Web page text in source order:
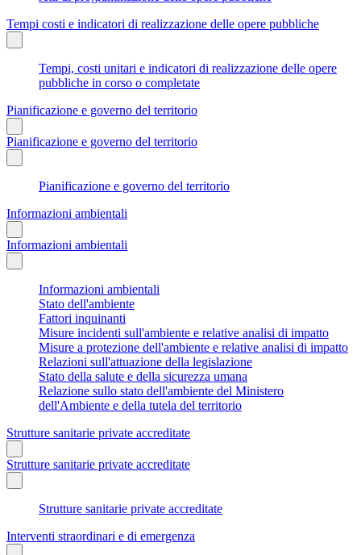
Tempi costi e indicatori di realizzazione delle opere pubbliche
Tempi, costi unitari e indicatori di realizzazione delle opere
pubbliche in corso o completate
Pianificazione e governo del territorio
Pianificazione e governo del territorio
Pianificazione e governo del territorio
Informazioni ambientali
Informazioni ambientali
Informazioni ambientali
Stato dell'ambiente
Fattori inquinanti
Misure incidenti sull'ambiente e relative analisi di impatto
Misure a protezione dell'ambiente e relative analisi di impatto
Relazioni sull'attuazione della legislazione
Stato della salute e della sicurezza umana
Relazione sullo stato dell'ambiente del Ministero
dell'Ambiente e della tutela del territorio
Strutture sanitarie private accreditate
Strutture sanitarie private accreditate
Strutture sanitarie private accreditate
Interventi straordinari e di emergenza